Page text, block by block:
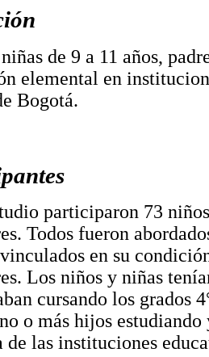
de 9 a 11 años,
elemental en
Bogotá.
participaron 73
Todos fueron
en su
Los niños y niñas
cursando los grados
o más hijos
las instituciones